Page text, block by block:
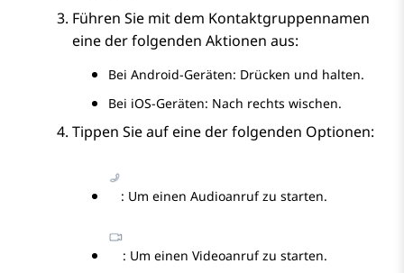
Führen Sie mit dem Kontaktgruppennamen
eine der folgenden Aktionen aus:
Bei Android-Geräten: Drücken und halten.
Bei iOS-Geräten: Nach rechts wischen.
Tippen Sie auf eine der folgenden Optionen:
: Um einen Audioanruf zu starten.
: Um einen Videoanruf zu starten.